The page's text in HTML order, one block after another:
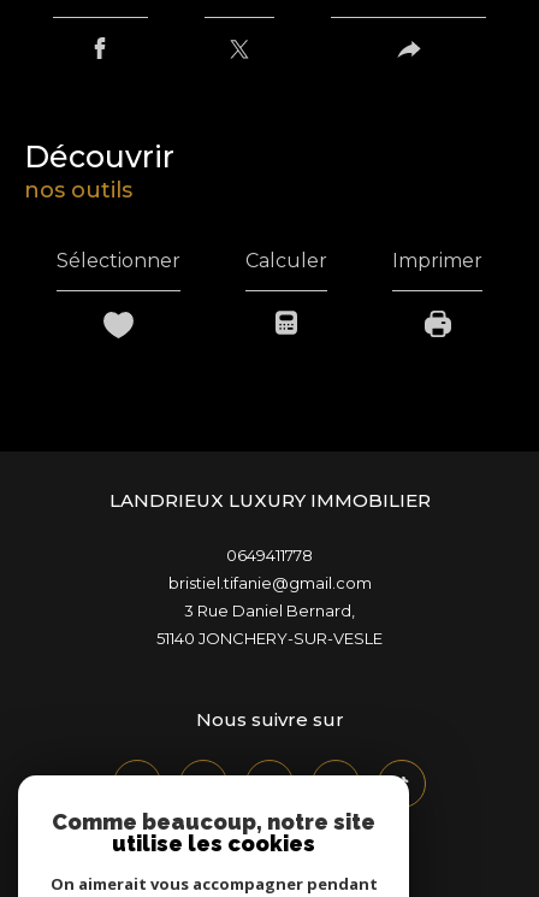
découvrir
nos outils
Sélectionner Calculer Imprimer
LANDRIEUX LUXURY IMMOBILIER
0649411778
bristiel.tifanie@gmail.com
3 Rue Daniel Bernard,
51140
JONCHERY-SUR-VESLE
Nous suivre sur
Comme beaucoup, notre site
utilise les cookies
On aimerait vous accompagner pendant